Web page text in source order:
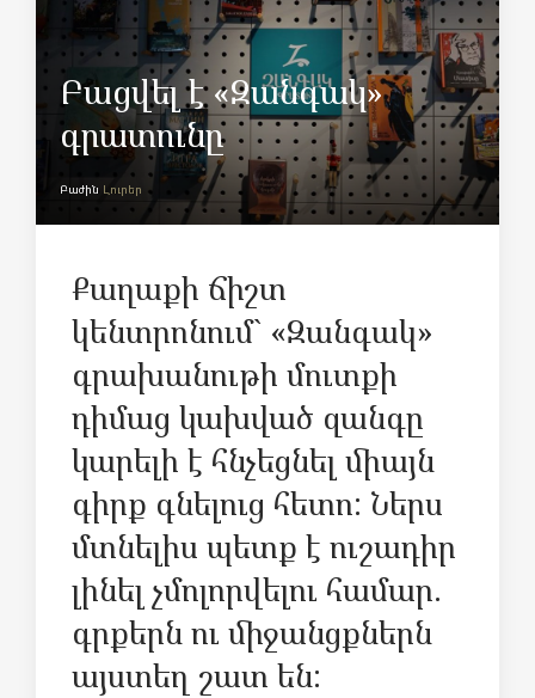
Բացվել է «Զանգակ»
գրատունը
Բաժին Լուրեր
Քաղաքի ճիշտ
կենտրոնում` «Զանգակ»
գրախանութի մուտքի
դիմաց կախված զանգը
կարելի է հնչեցնել միայն
գիրք գնելուց հետո: Ներս
մտնելիս պետք է ուշադիր
լինել չմոլորվելու համար.
գրքերն ու միջանցքներն
այստեղ շատ են: